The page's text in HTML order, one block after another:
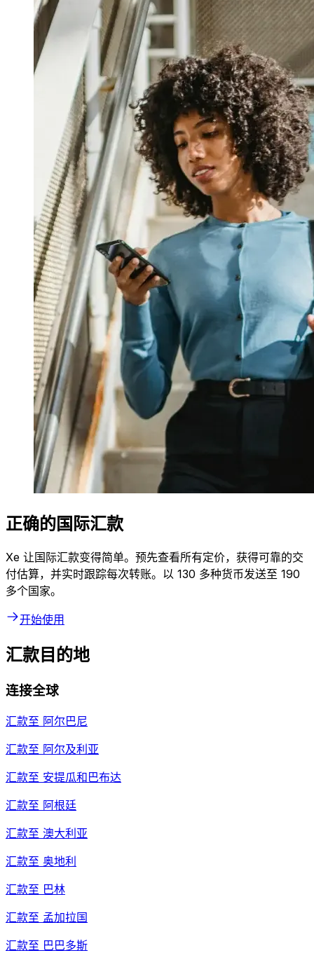
正确的国际汇款
Xe 让国际汇款变得简单。预先查看所有定价，获得可靠的交
付估算，并实时跟踪每次转账。以 130 多种货币发送至 190
多个国家。
开始使用
汇款目的地
连接全球
汇款至 阿尔巴尼
汇款至 阿尔及利亚
汇款至 安提瓜和巴布达
汇款至 阿根廷
汇款至 澳大利亚
汇款至 奥地利
汇款至 巴林
汇款至 孟加拉国
汇款至 巴巴多斯